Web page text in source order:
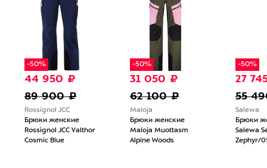
-50%
44 950 ₽
89 900 ₽
Rossignol JCC
Брюки женские
Rossignol JCC Valthor
Cosmic Blue
-50%
31 050 ₽
62 100 ₽
Maloja
Брюки женские
Maloja Muottasm
Alpine Woods
-50%
27
55
Salewa
Брюки
Salewa
Zephyr/